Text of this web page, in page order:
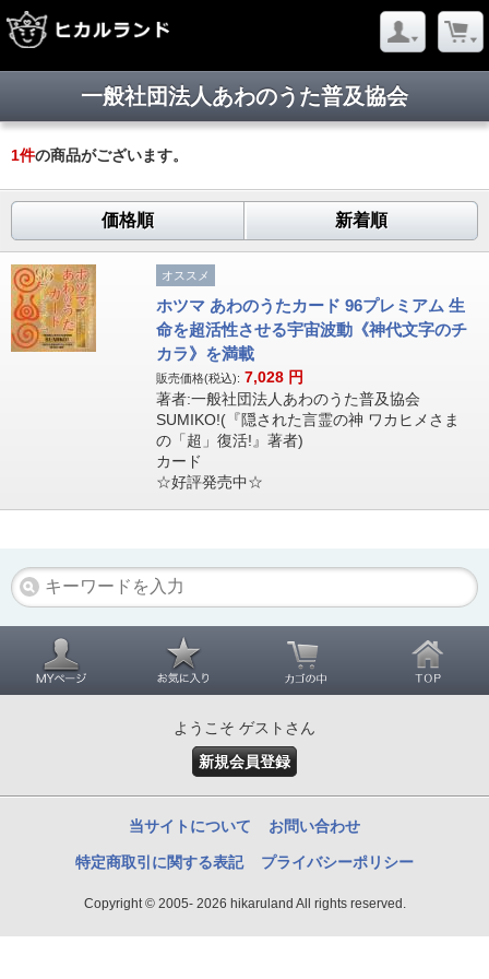
一般社団法人あわのうた普及協会
1件の商品がございます。
価格順 新着順
オススメ
ホツマ あわのうたカード 96プレミアム 生
命を超活性させる宇宙波動《神代文字のチ
カラ》を満載
販売価格(税込): 7,028 円
著者:一般社団法人あわのうた普及協会
SUMIKO!(『隠された言霊の神 ワカヒメさま
の「超」復活!』著者)
カード
☆好評発売中☆
ようこそ ゲストさん
新規会員登録
当サイトについて お問い合わせ
特定商取引に関する表記 プライバシーポリシー
Copyright © 2005- 2026 hikaruland All rights reserved.